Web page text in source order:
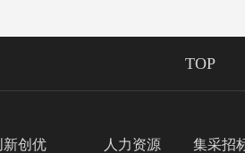
TOP
新创优 人力资源 集采招